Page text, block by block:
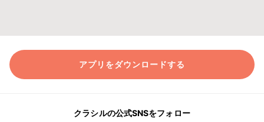
アプリをダウンロードする
クラシルの公式SNSをフォロー